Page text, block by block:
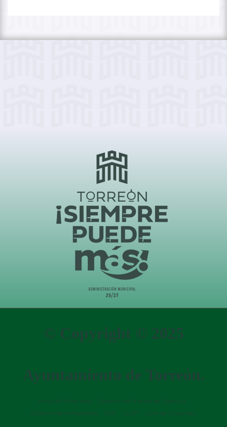
© Copyright © 2025
Ayuntamiento de Torreón.
Aviso de Privacidad
Gobierno del Estado de Coahuila
Gobierno de la República
IEPC CURP Libre de Gravamen